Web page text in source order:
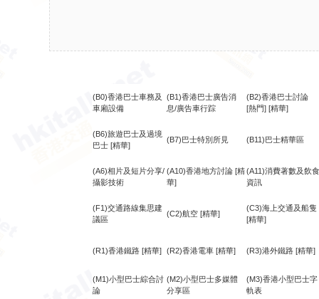
(B0)香港巴士車務及
車廂設備
(B1)香港巴士廣告消
息/廣告車行踪
(B2)香港巴士討論
[熱門] [精華]
(B6)旅遊巴士及過境
巴士 [精華]
(B7)巴士特別所見 (B11)巴士精華區
(A6)相片及短片分享/
攝影技術
(A10)香港地方討論 [精
華]
(A11)消費著數及飲食
資訊
(F1)交通路線集思建
議區
(C2)航空 [精華]
(C3)海上交通及船隻
[精華]
(R1)香港鐵路 [精華] (R2)香港電車 [精華] (R3)港外鐵路 [精華]
(M1)小型巴士綜合討
論
(M2)小型巴士多媒體
分享區
(M3)香港小型巴士字
軌表